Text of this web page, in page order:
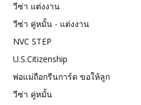
วีซ่า แต่งงาน
วีซ่า คู่หมั้น - แต่งงาน
NVC STEP
U.S.Citizenship
พ่อแม่ถือกรีนการ์ด ขอให้ลูก
วีซ่า คู่หมั้น